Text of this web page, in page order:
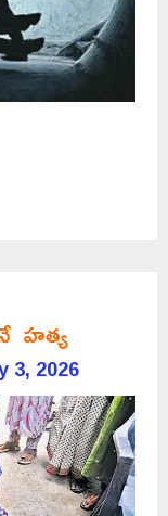
హత్య
3, 2026